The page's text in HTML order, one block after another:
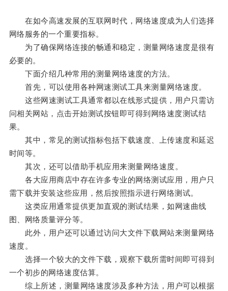
在如今高速发展的互联网时代，网络速度成为人们选择
网络服务的一个重要指标。
为了确保网络连接的畅通和稳定，测量网络速度是很有
必要的。
下面介绍几种常用的测量网络速度的方法。
首先，可以使用各种网速测试工具来测量网络速度。
这些网速测试工具通常都以在线形式提供，用户只需访
问相关网站，点击开始测试按钮即可得到网络速度测试结
果。
其中，常见的测试指标包括下载速度、上传速度和延迟
时间等。
其次，还可以借助手机应用来测量网络速度。
各大应用商店中存在许多专业的网络测试应用，用户只
需下载并安装这些应用，然后按照指示进行网络测试。
这类应用通常提供更加直观的测试结果，如网速曲线
图、网络质量评分等。
此外，用户还可以通过访问大文件下载网站来测量网络
速度。
选择一个较大的文件下载，观察下载所需时间即可得到
一个初步的网络速度估算。
综上所述，测量网络速度涉及多种方法，用户可以根据